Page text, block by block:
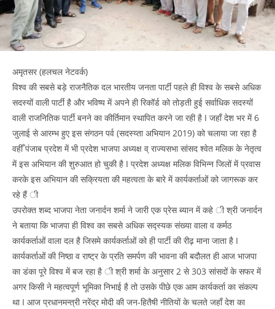
अमृतसर (हलचल नेटवर्क)
विश्व की सबसे बड़े राजनैतिक दल भारतीय जनता पार्टी पहले ही विश्व के सबसे अधिक
सदस्यों वाली पार्टी है और भविष्य में अपने ही रिकॉर्ड को तोड़ती हुई सर्वाधिक सदस्यों
वाली राजनितिक पार्टी बनने का कीर्तिमान स्थापित करने जा रही है I जहाँ देश भर में 6
जुलाई से आरम्भ हुए इस संगठन पर्व (सदस्य्ता अभियान 2019) को चलाया जा रहा है
वहीँ पंजाब प्रदेश में भी प्रदेश भाजपा अध्यक्ष व् राज्यसभा सांसद श्वेत मलिक के नेतृत्व
में इस अभियान की शुरुआत हो चुकी है I प्रदेश अध्यक्ष मलिक विभिन्न जिलों में प्रवास
करके इस अभियान की सक्रियता की महत्वता के बारे में कार्यकर्ताओं को जागरूक कर
रहे हैं ी
उपरोक्त शब्द भाजपा नेता जनार्दन शर्मा ने जारी एक प्रेस ब्यान में कहे ी श्री जनार्दन
ने बताया कि भाजपा ही विश्व का सबसे अधिक सद्स्यक संख्या वाला व कर्मठ
कार्यकर्ताओं वाला दल है जिसमे कार्यकर्ताओं को ही पार्टी की रीढ़ माना जाता है I
कार्यकर्ताओं की निष्ठा व राष्ट्र के प्रति समर्पण की भावना की बदौलत ही आज भाजपा
का डंका पूरे विश्व में बज रहा है ी श्री शर्मा के अनुसार 2 से 303 सांसदों के सफर में
अगर किसी ने महत्वपूर्ण भूमिका निभाई है तो उसके पीछे एक आम कार्यकर्ता का संकल्प
था I आज प्रधानमन्त्री नरेंद्र मोदी की जन-हितैषी नीतियों के चलते जहाँ देश का